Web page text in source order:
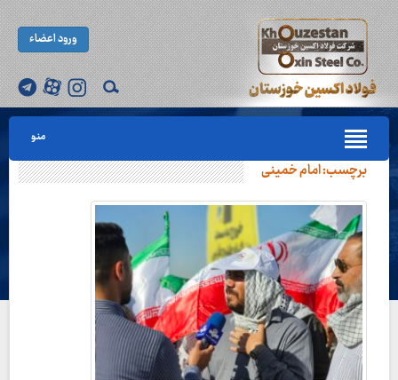
ورود اعضاء
منو
برچسب:امام خمینی